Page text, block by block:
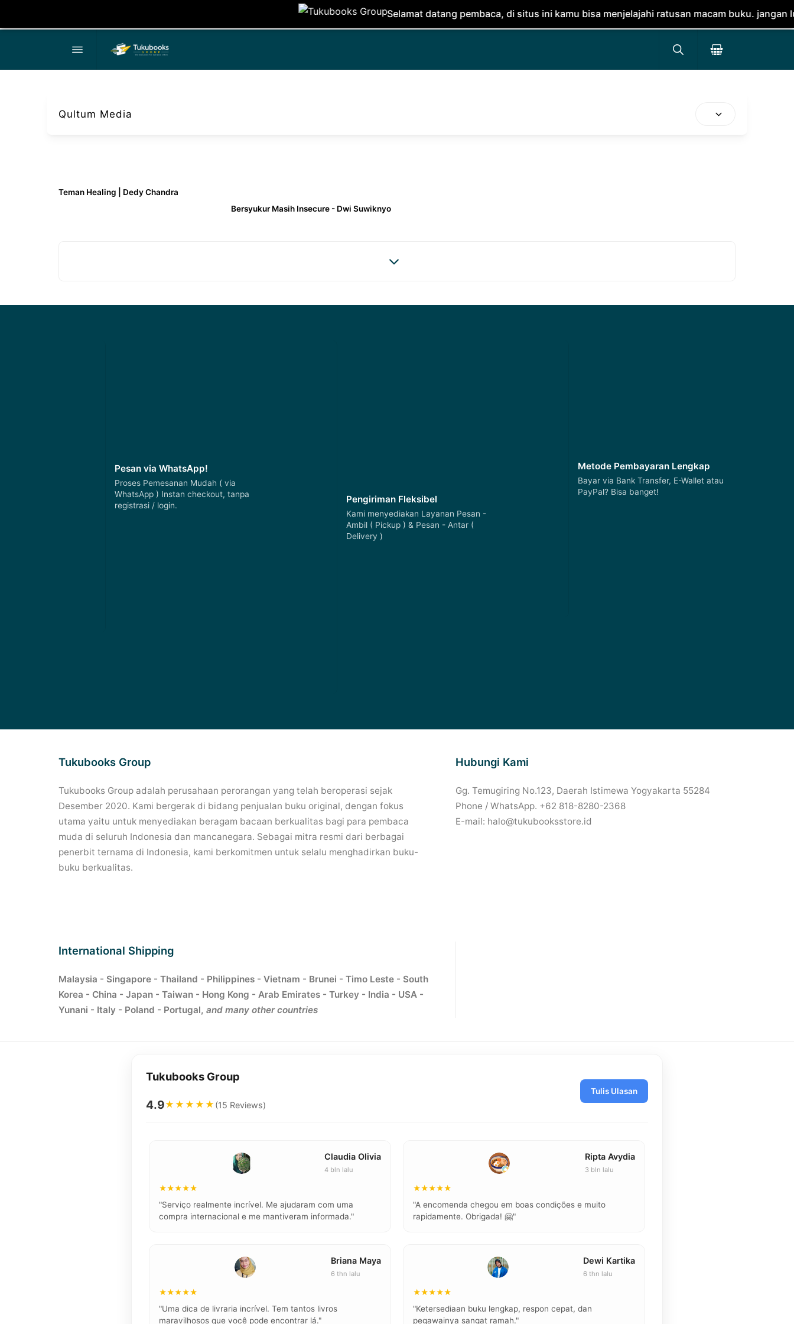
Selamat datang pembaca, di situs ini kamu bisa menjelajahi ratusan macam buku. jangan lupa dipesan
Qultum Media
Teman Healing | Dedy Chandra
Bersyukur Masih Insecure - Dwi Suwiknyo
Pesan via WhatsApp!
Proses Pemesanan Mudah ( via
WhatsApp ) Instan checkout, tanpa
registrasi / login.
Pengiriman Fleksibel
Kami menyediakan Layanan Pesan -
Ambil ( Pickup ) & Pesan - Antar (
Delivery )
Metode Pembayaran Lengkap
Bayar via Bank Transfer, E-Wallet atau
PayPal? Bisa banget!
Tukubooks Group
Tukubooks Group adalah perusahaan perorangan yang telah beroperasi sejak
Desember 2020. Kami bergerak di bidang penjualan buku original, dengan fokus
utama yaitu untuk menyediakan beragam bacaan berkualitas bagi para pembaca
muda di seluruh Indonesia dan mancanegara. Sebagai mitra resmi dari berbagai
penerbit ternama di Indonesia, kami berkomitmen untuk selalu menghadirkan buku-
buku berkualitas.
Hubungi Kami
Gg. Temugiring No.123, Daerah Istimewa Yogyakarta 55284
Phone / WhatsApp. +62 818-8280-2368
E-mail: halo@tukubooksstore.id
International Shipping
Malaysia - Singapore - Thailand - Philippines - Vietnam - Brunei - Timo Leste - South
Korea - China - Japan - Taiwan - Hong Kong - Arab Emirates - Turkey - India - USA -
Yunani - Italy - Poland - Portugal, and many other countries
Tukubooks Group
4.9★★★★★(15 Reviews)
Tulis Ulasan
Claudia Olivia
4 bln lalu
★★★★★
"Serviço realmente incrível. Me ajudaram com uma
compra internacional e me mantiveram informada."
Ripta Avydia
3 bln lalu
★★★★★
"A encomenda chegou em boas condições e muito
rapidamente. Obrigada! 🤗"
Briana Maya
6 thn lalu
★★★★★
"Uma dica de livraria incrível. Tem tantos livros
maravilhosos que você pode encontrar lá."
Dewi Kartika
6 thn lalu
★★★★★
"Ketersediaan buku lengkap, respon cepat, dan
pegawainya sangat ramah."